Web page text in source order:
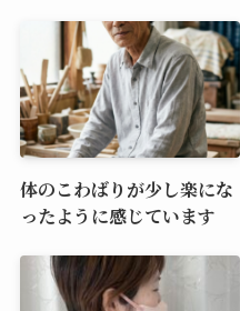
体のこわばりが少し楽にな
ったように感じています